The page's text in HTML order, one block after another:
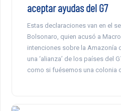
aceptar ayudas del G7
Estas declaraciones van en el
Bolsonaro, quien acusó a
intenciones sobre la Amazonía
una ‘alianza’ de los países del
como si fuésemos una colonia